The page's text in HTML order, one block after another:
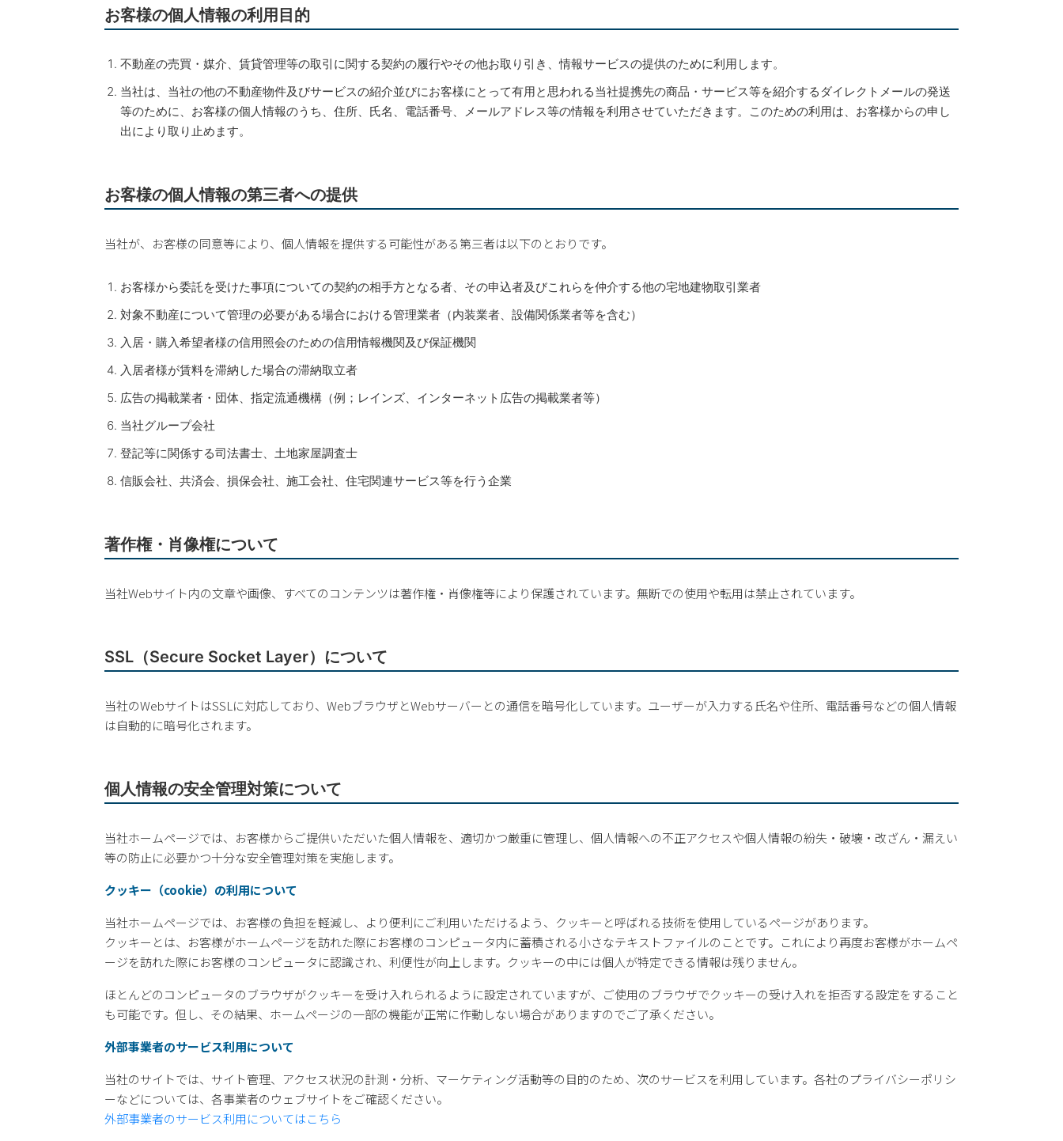
お客様の個人情報の利用目的
不動産の売買・媒介、賃貸管理等の取引に関する契約の履行やその他お取り引き、情報サービスの提供のために利用します。
当社は、当社の他の不動産物件及びサービスの紹介並びにお客様にとって有用と思われる当社提携先の商品・サービス等を紹介するダイレクトメールの発送
等のために、お客様の個人情報のうち、住所、氏名、電話番号、メールアドレス等の情報を利用させていただきます。このための利用は、お客様からの申し
出により取り止めます。
お客様の個人情報の第三者への提供
当社が、お客様の同意等により、個人情報を提供する可能性がある第三者は以下のとおりです。
お客様から委託を受けた事項についての契約の相手方となる者、その申込者及びこれらを仲介する他の宅地建物取引業者
対象不動産について管理の必要がある場合における管理業者（内装業者、設備関係業者等を含む）
入居・購入希望者様の信用照会のための信用情報機関及び保証機関
入居者様が賃料を滞納した場合の滞納取立者
広告の掲載業者・団体、指定流通機構（例；レインズ、インターネット広告の掲載業者等）
当社グループ会社
登記等に関係する司法書士、土地家屋調査士
信販会社、共済会、損保会社、施工会社、住宅関連サービス等を行う企業
著作権・肖像権について
当社Webサイト内の文章や画像、すべてのコンテンツは著作権・肖像権等により保護されています。無断での使用や転用は禁止されています。
SSL（Secure Socket Layer）について
当社のWebサイトはSSLに対応しており、WebブラウザとWebサーバーとの通信を暗号化しています。ユーザーが入力する氏名や住所、電話番号などの個人情報
は自動的に暗号化されます。
個人情報の安全管理対策について
当社ホームページでは、お客様からご提供いただいた個人情報を、適切かつ厳重に管理し、個人情報への不正アクセスや個人情報の紛失・破壊・改ざん・漏えい
等の防止に必要かつ十分な安全管理対策を実施します。
クッキー（cookie）の利用について
当社ホームページでは、お客様の負担を軽減し、より便利にご利用いただけるよう、クッキーと呼ばれる技術を使用しているページがあります。
クッキーとは、お客様がホームページを訪れた際にお客様のコンピュータ内に蓄積される小さなテキストファイルのことです。これにより再度お客様がホームペ
ージを訪れた際にお客様のコンピュータに認識され、利便性が向上します。クッキーの中には個人が特定できる情報は残りません。
ほとんどのコンピュータのブラウザがクッキーを受け入れられるように設定されていますが、ご使用のブラウザでクッキーの受け入れを拒否する設定をすること
も可能です。但し、その結果、ホームページの一部の機能が正常に作動しない場合がありますのでご了承ください。
外部事業者のサービス利用について
当社のサイトでは、サイト管理、アクセス状況の計測・分析、マーケティング活動等の目的のため、次のサービスを利用しています。各社のプライバシーポリシ
ーなどについては、各事業者のウェブサイトをご確認ください。
外部事業者のサービス利用についてはこちら